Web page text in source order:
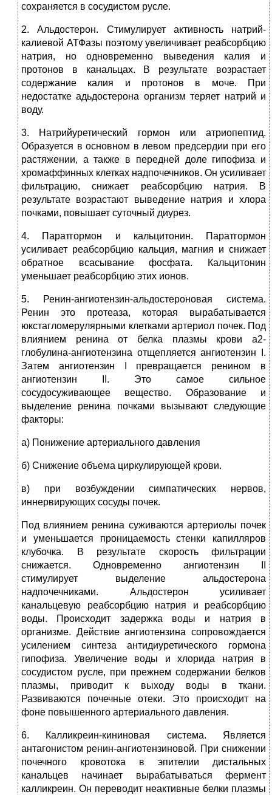
сохраняется в сосудистом русле.
2. Альдостерон. Стимулирует активность натрий-
калиевой АТФазы поэтому увеличивает реабсорбцию
натрия, но одновременно выведения калия и
протонов в канальцах. В результате возрастает
содержание калия и протонов в моче. При
недостатке адьдостерона организм теряет натрий и
воду.
3. Натрийуретический гормон или атриопептид.
Образуется в основном в левом предсердии при его
растяжении, а также в передней доле гипофиза и
хромаффинных клетках надпочечников. Он усиливает
фильтрацию, снижает реабсорбцию натрия. В
результате возрастают выведение натрия и хлора
почками, повышает суточный диурез.
4. Паратгормон и кальцитонин. Паратгормон
усиливает реабсорбцию кальция, магния и снижает
обратное всасывание фосфата. Кальцитонин
уменьшает реабсорбцию этих ионов.
5. Ренин-ангиотензин-альдостероновая система.
Ренин это протеаза, которая вырабатывается
юкстагломерулярными клетками артериол почек. Под
влиянием ренина от белка плазмы крови а2-
глобулина-ангиотензина отщепляется ангиотензин I.
Затем ангиотензин I превращается ренином в
ангиотензин II. Это самое сильное
сосудосуживающее вещество. Образование и
выделение ренина почками вызывают следующие
факторы:
а) Понижение артериального давления
б) Снижение объема циркулирующей крови.
в) при возбуждении симпатических нервов,
иннервирующих сосуды почек.
Под влиянием ренина суживаются артериолы почек
и уменьшается проницаемость стенки капилляров
клубочка. В результате скорость фильтрации
снижается. Одновременно ангиотензин II
стимулирует выделение альдостерона
надпочечниками. Альдостерон усиливает
канальцевую реабсорбцию натрия и реабсорбцию
воды. Происходит задержка воды и натрия в
организме. Действие ангиотензина сопровождается
усилением синтеза антидиуретического гормона
гипофиза. Увеличение воды и хлорида натрия в
сосудистом русле, при прежнем содержании белков
плазмы, приводит к выходу воды в ткани.
Развиваются почечные отеки. Это происходит на
фоне повышенного артериального давления.
6. Калликреин-кининовая система. Является
антагонистом ренин-ангиотензиновой. При снижении
почечного кровотока в эпителии дистальных
канальцев начинает вырабатываться фермент
калликреин. Он переводит неактивные белки плазмы